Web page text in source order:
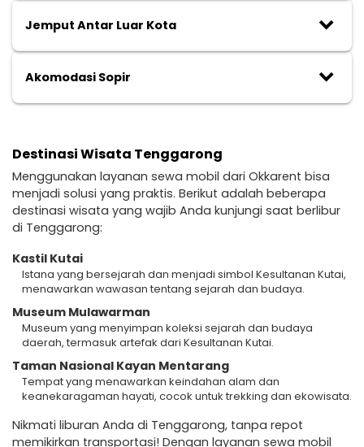
Jemput Antar Luar Kota keyboard_arrow_down
Akomodasi Sopir keyboard_arrow_down
Destinasi Wisata Tenggarong
Menggunakan layanan sewa mobil dari Okkarent bisa
menjadi solusi yang praktis. Berikut adalah beberapa
destinasi wisata yang wajib Anda kunjungi saat berlibur
di Tenggarong:
Kastil Kutai
Istana yang bersejarah dan menjadi simbol Kesultanan Kutai,
menawarkan wawasan tentang sejarah dan budaya.
Museum Mulawarman
Museum yang menyimpan koleksi sejarah dan budaya
daerah, termasuk artefak dari Kesultanan Kutai.
Taman Nasional Kayan Mentarang
Tempat yang menawarkan keindahan alam dan
keanekaragaman hayati, cocok untuk trekking dan ekowisata.
Nikmati liburan Anda di Tenggarong, tanpa repot
memikirkan transportasi! Dengan layanan sewa mobil